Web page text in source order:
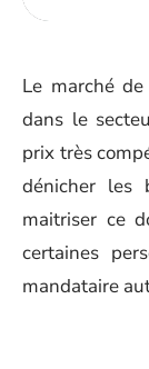
Le marché
dans le
prix très
dénicher les
maitriser ce
certaines
mandataire